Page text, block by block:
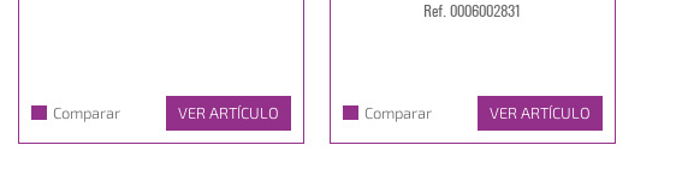
Comparar VER ARTÍCULO
Ref. 0006002831
Comparar VER ARTÍCULO